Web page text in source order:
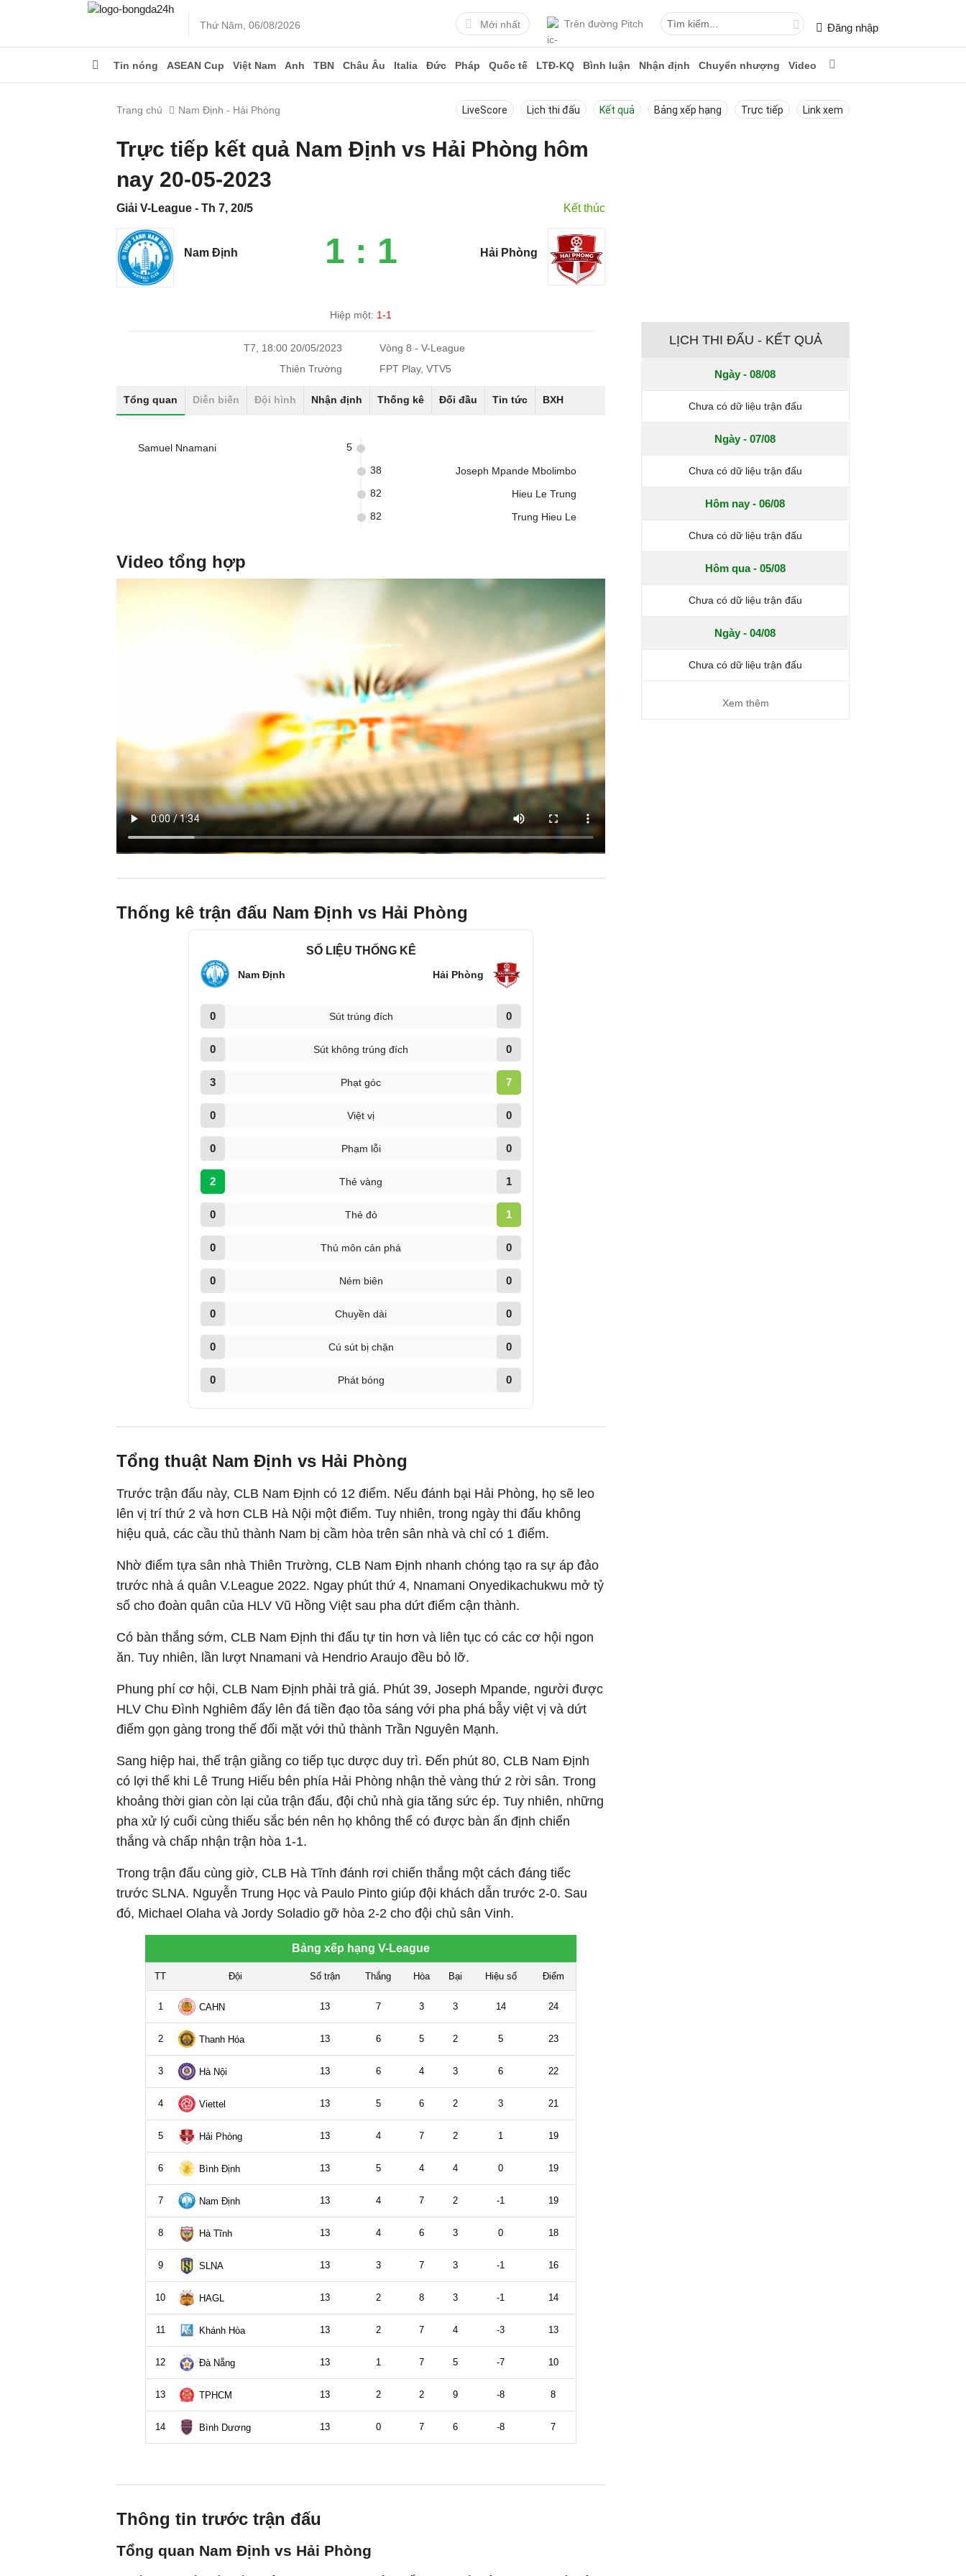
Thứ Năm, 06/08/2026 Mới nhất Trên đường Pitch Đăng nhập
Tin nóng ASEAN Cup Việt Nam Anh TBN Châu Âu Italia Đức Pháp Quốc tế LTĐ-KQ Bình luận Nhận định Chuyển nhượng Video
Trang chủ Nam Định - Hải Phòng LiveScore Lịch thi đấu Kết quả Bảng xếp hạng Trực tiếp Link xem
Trực tiếp kết quả Nam Định vs Hải Phòng hôm
nay 20-05-2023
Giải V-League - Th 7, 20/5 Kết thúc
Nam Định 1 : 1 Hải Phòng
Hiệp một: 1-1
T7, 18:00 20/05/2023
Vòng 8 - V-League
Thiên Trường
FPT Play, VTV5
Tổng quan Diễn biến Đội hình Nhận định Thống kê Đối đầu Tin tức BXH
Samuel Nnamani 5
Joseph Mpande Mbolimbo
38
Hieu Le Trung
82
Trung Hieu Le
82
Video tổng hợp
Thống kê trận đấu Nam Định vs Hải Phòng
SỐ LIỆU THỐNG KÊ
Nam Định Hải Phòng
0 Sút trúng đích 0
0 Sút không trúng đích 0
3 Phạt góc 7
0 Việt vị 0
0 Phạm lỗi 0
2 Thẻ vàng 1
0 Thẻ đỏ 1
0 Thủ môn cản phá 0
0 Ném biên 0
0 Chuyền dài 0
0 Cú sút bị chặn 0
0 Phát bóng 0
Tổng thuật Nam Định vs Hải Phòng
Trước trận đấu này, CLB Nam Định có 12 điểm. Nếu đánh bại Hải Phòng, họ sẽ leo
lên vị trí thứ 2 và hơn CLB Hà Nội một điểm. Tuy nhiên, trong ngày thi đấu không
hiệu quả, các cầu thủ thành Nam bị cầm hòa trên sân nhà và chỉ có 1 điểm.
Nhờ điểm tựa sân nhà Thiên Trường, CLB Nam Định nhanh chóng tạo ra sự áp đảo
trước nhà á quân V.League 2022. Ngay phút thứ 4, Nnamani Onyedikachukwu mở tỷ
số cho đoàn quân của HLV Vũ Hồng Việt sau pha dứt điểm cận thành.
Có bàn thắng sớm, CLB Nam Định thi đấu tự tin hơn và liên tục có các cơ hội ngon
ăn. Tuy nhiên, lần lượt Nnamani và Hendrio Araujo đều bỏ lỡ.
Phung phí cơ hội, CLB Nam Định phải trả giá. Phút 39, Joseph Mpande, người được
HLV Chu Đình Nghiêm đẩy lên đá tiền đạo tỏa sáng với pha phá bẫy việt vị và dứt
điểm gọn gàng trong thế đối mặt với thủ thành Trần Nguyên Mạnh.
Sang hiệp hai, thế trận giằng co tiếp tục dược duy trì. Đến phút 80, CLB Nam Định
có lợi thế khi Lê Trung Hiếu bên phía Hải Phòng nhận thẻ vàng thứ 2 rời sân. Trong
khoảng thời gian còn lại của trận đấu, đội chủ nhà gia tăng sức ép. Tuy nhiên, những
pha xử lý cuối cùng thiếu sắc bén nên họ không thể có được bàn ấn định chiến
thắng và chấp nhận trận hòa 1-1.
Trong trận đấu cùng giờ, CLB Hà Tĩnh đánh rơi chiến thắng một cách đáng tiếc
trước SLNA. Nguyễn Trung Học và Paulo Pinto giúp đội khách dẫn trước 2-0. Sau
đó, Michael Olaha và Jordy Soladio gỡ hòa 2-2 cho đội chủ sân Vinh.
Thông tin trước trận đấu
Tổng quan Nam Định vs Hải Phòng
LỊCH THI ĐẤU - KẾT QUẢ
Ngày - 08/08
Chưa có dữ liệu trận đấu
Ngày - 07/08
Chưa có dữ liệu trận đấu
Hôm nay - 06/08
Chưa có dữ liệu trận đấu
Hôm qua - 05/08
Chưa có dữ liệu trận đấu
Ngày - 04/08
Chưa có dữ liệu trận đấu
Xem thêm